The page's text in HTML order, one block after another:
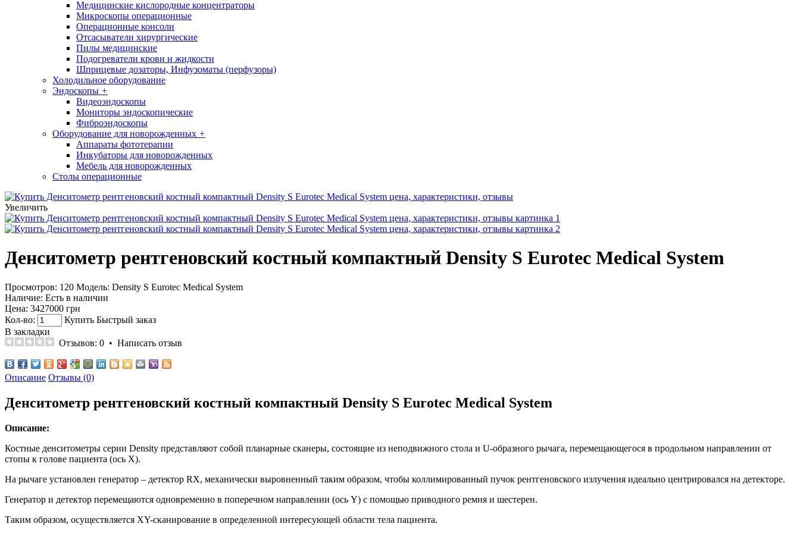
Медицинские кислородные концентраторы
Микроскопы операционные
Операционные консоли
Отсасыватели хирургические
Пилы медицинские
Подогреватели крови и жидкости
Шприцевые дозаторы, Инфузоматы (перфузоры)
Холодильное оборудование
Эндоскопы +
Видеоэндоскопы
Мониторы эндоскопические
Фиброэндоскопы
Оборудование для новорожденных +
Аппараты фототерапии
Инкубаторы для новорожденных
Мебель для новорожденных
Столы операционные
Увеличить
Денситометр рентгеновский костный компактный Density S Eurotec Medical System
Просмотров: 120 Модель: Density S Eurotec Medical System
Наличие: Есть в наличии
Цена: 3427000 грн
Кол-во:
Купить Быстрый заказ
В закладки
Отзывов: 0 • Написать отзыв
Описание Отзывы (0)
Денситометр рентгеновский костный компактный Density S Eurotec Medical System
Описание:
Костные денситометры серии Density представляют собой планарные сканеры, состоящие из неподвижного стола и U-образного рычага, перемещающегося в продольном направлении от
стопы к голове пациента (ось X).
На рычаге установлен генератор – детектор RX, механически выровненный таким образом, чтобы коллимированный пучок рентгеновского излучения идеально центрировался на детекторе.
Генератор и детектор перемещаются одновременно в поперечном направлении (ось Y) с помощью приводного ремня и шестерен.
Таким образом, осуществляется XY-сканирование в определенной интересующей области тела пациента.